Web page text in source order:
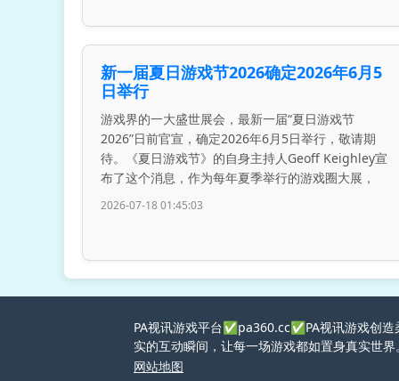
新一届夏日游戏节2026确定2026年6月5
日举行
游戏界的一大盛世展会，最新一届“夏日游戏节
2026”日前官宣，确定2026年6月5日举行，敬请期
待。《夏日游戏节》的自身主持人Geoff Keighley宣
布了这个消息，作为每年夏季举行的游戏圈大展，
2026-07-18 01:45:03
PA视讯游戏平台✅pa360.cc✅PA视讯游戏创
实的互动瞬间，让每一场游戏都如置身真实世界
网站地图